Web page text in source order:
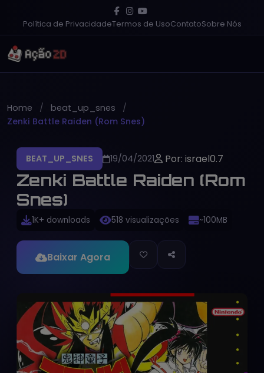
Política de PrivacidadeTermos de UsoContatoSobre Nós
Home
beat_up_snes
Zenki Battle Raiden (Rom Snes)
BEAT_UP_SNES 19/04/2021 Por: israel0.7
Zenki Battle Raiden (Rom
Snes)
1K+ downloads 518 visualizações ~100MB
Baixar Agora